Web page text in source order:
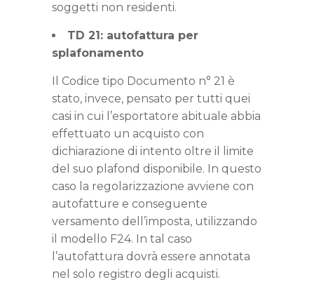
soggetti non residenti.
TD 21: autofattura per
splafonamento
Il Codice tipo Documento n° 21 è
stato, invece, pensato per tutti quei
casi in cui l’esportatore abituale abbia
effettuato un acquisto con
dichiarazione di intento oltre il limite
del suo plafond disponibile. In questo
caso la regolarizzazione avviene con
autofatture e conseguente
versamento dell’imposta, utilizzando
il modello F24. In tal caso
l’autofattura dovrà essere annotata
nel solo registro degli acquisti.